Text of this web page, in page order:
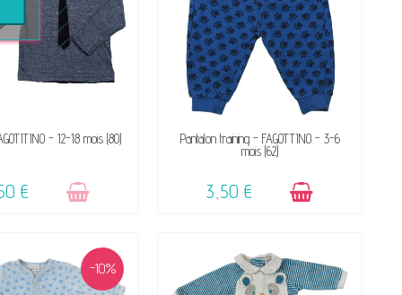
DE SON SUCCÈS
- 12-18 mois (80)
€
DISPONIBLE
Pantalon training - FAGOTTINO - 3-6
mois (62)
3,50 €
-10%